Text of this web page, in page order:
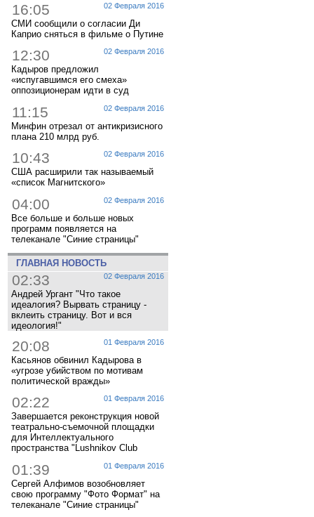
02 Февраля 2016
16:05
СМИ сообщили о согласии Ди
Каприо сняться в фильме о Путине
02 Февраля 2016
12:30
Кадыров предложил
«испугавшимся его смеха»
оппозиционерам идти в суд
02 Февраля 2016
11:15
Минфин отрезал от антикризисного
плана 210 млрд руб.
02 Февраля 2016
10:43
США расширили так называемый
«список Магнитского»
02 Февраля 2016
04:00
Все больше и больше новых
программ появляется на
телеканале "Синие страницы"
ГЛАВНАЯ НОВОСТЬ
02 Февраля 2016
02:33
Андрей Ургант "Что такое
идеалогия? Вырвать страницу -
вклеить страницу. Вот и вся
идеология!"
01 Февраля 2016
20:08
Касьянов обвинил Кадырова в
«угрозе убийством по мотивам
политической вражды»
01 Февраля 2016
02:22
Завершается реконструкция новой
театрально-съемочной площадки
для Интеллектуального
пространства "Lushnikov Club
01 Февраля 2016
01:39
Сергей Алфимов возобновляет
свою программу "Фото Формат" на
телеканале "Синие страницы"